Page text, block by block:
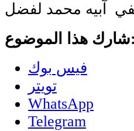
آبيه محمد لفضل
شارك هذا الموضوع:
فيس بوك
تويتر
WhatsApp
Telegram